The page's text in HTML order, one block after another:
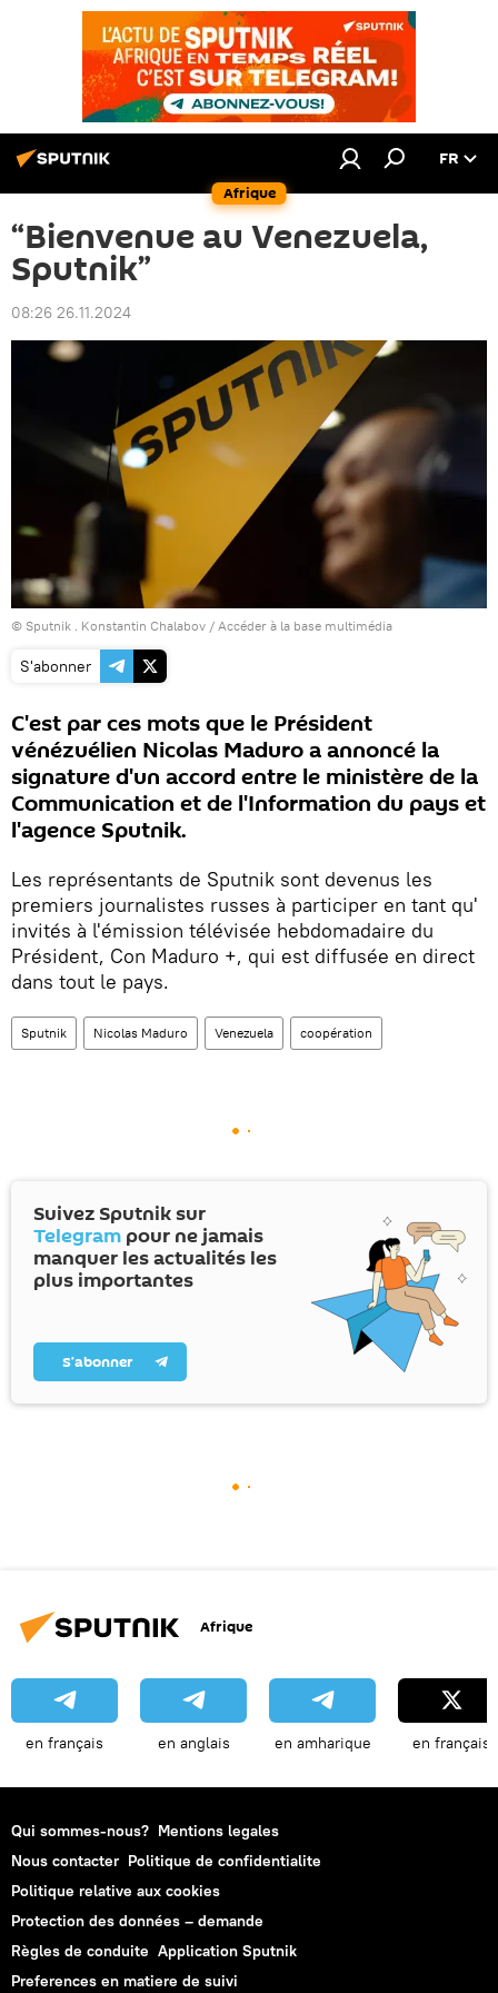
Afrique
FR
“Bienvenue au Venezuela,
Sputnik”
08:26 26.11.2024
© Sputnik . Konstantin Chalabov / Accéder à la base multimédia
S'abonner
C'est par ces mots que le Président
vénézuélien Nicolas Maduro a annoncé la
signature d'un accord entre le ministère de la
Communication et de l'Information du pays et
l'agence Sputnik.
Les représentants de Sputnik sont devenus les
premiers journalistes russes à participer en tant qu'
invités à l'émission télévisée hebdomadaire du
Président, Con Maduro +, qui est diffusée en direct
dans tout le pays.
Sputnik Nicolas Maduro Venezuela coopération
Suivez Sputnik sur
Telegram pour ne jamais
manquer les actualités les
plus importantes
S’abonner
Afrique
en français en anglais en amharique en français
Qui sommes-nous? Mentions legales
Nous contacter Politique de confidentialite
Politique relative aux cookies
Protection des données – demande
Règles de conduite Application Sputnik
Preferences en matiere de suivi